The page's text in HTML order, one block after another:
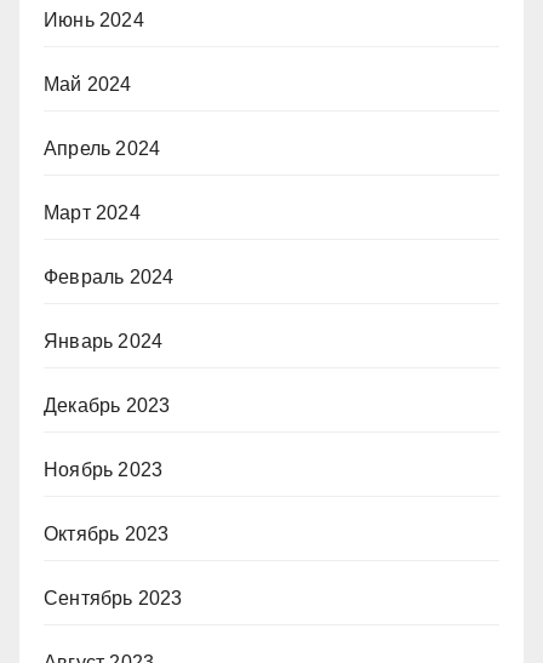
Июнь 2024
Май 2024
Апрель 2024
Март 2024
Февраль 2024
Январь 2024
Декабрь 2023
Ноябрь 2023
Октябрь 2023
Сентябрь 2023